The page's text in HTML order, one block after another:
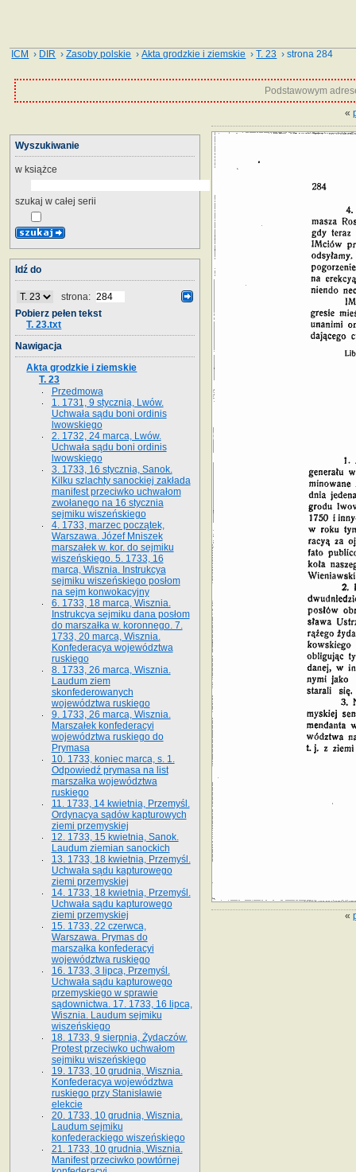
ICM › DIR ›Zasoby polskie ›Akta grodzkie i ziemskie ›T. 23 › strona 284
Podstawowym
«
«
Wyszukiwanie
w książce
szukaj w całej serii
Idź do
strona:
Pobierz pełen tekst
T. 23.txt
Nawigacja
Akta grodzkie i ziemskie
T. 23
Przedmowa
1. 1731, 9 stycznia, Lwów.
Uchwała sądu boni ordinis
lwowskiego
2. 1732, 24 marca, Lwów.
Uchwała sądu boni ordinis
lwowskiego
3. 1733, 16 stycznia, Sanok.
Kilku szlachty sanockiej zakłada
manifest przeciwko uchwałom
zwołanego na 16 stycz­nia
sejmiku wiszeńskiego
4. 1733, marzec początek,
Warszawa. Józef Mniszek
marszałek w. kor. do sejmiku
wiszeńskiego. 5. 1733, 16
marca, Wisznia. Instrukcya
sejmiku wiszeńskiego posłom
na sejm konwokacyjny
6. 1733, 18 marca, Wisznia.
Instrukcya sejmiku dana posłom
do marszałka w. koronnego. 7.
1733, 20 marca, Wisznia.
Konfederacya województwa
ruskiego
8. 1733, 26 marca, Wisznia.
Laudum ziem
skonfederowanych
województwa ruskiego
9. 1733, 26 marca, Wisznia.
Marszałek konfederacyi
województwa ruskiego do
Prymasa
10. 1733, koniec marca, s. 1.
Odpowiedź prymasa na list
marszałka województwa
ruskiego
11. 1733, 14 kwietnia, Przemyśl.
Ordynacya sądów kapturowych
ziemi przemyskiej
12. 1733, 15 kwietnia, Sanok.
Laudum ziemian sanockich
13. 1733, 18 kwietnia, Przemyśl.
Uchwała sądu kapturowego
ziemi przemyskiej
14. 1733, 18 kwietnia, Przemyśl.
Uchwała sądu kapturowego
ziemi przemyskiej
15. 1733, 22 czerwca,
Warszawa. Prymas do
marszałka konfederacyi
województwa ruskiego
16. 1733, 3 lipca, Przemyśl.
Uchwała sądu kapturowego
przemyskiego w sprawie
sądownictwa. 17. 1733, 16 lipca,
Wisznia. Laudum sejmiku
wiszeńskiego
18. 1733, 9 sierpnia, Żydaczów.
Protest przeciwko uchwałom
sejmiku wiszeńskiego
19. 1733, 10 grudnia, Wisznia.
Konfederacya województwa
ruskiego przy Stanisławie
elekcie
20. 1733, 10 grudnia, Wisznia.
Laudum sejmiku
konfederackiego wiszeńskiego
21. 1733, 10 grudnia, Wisznia.
Manifest przeciwko powtórnej